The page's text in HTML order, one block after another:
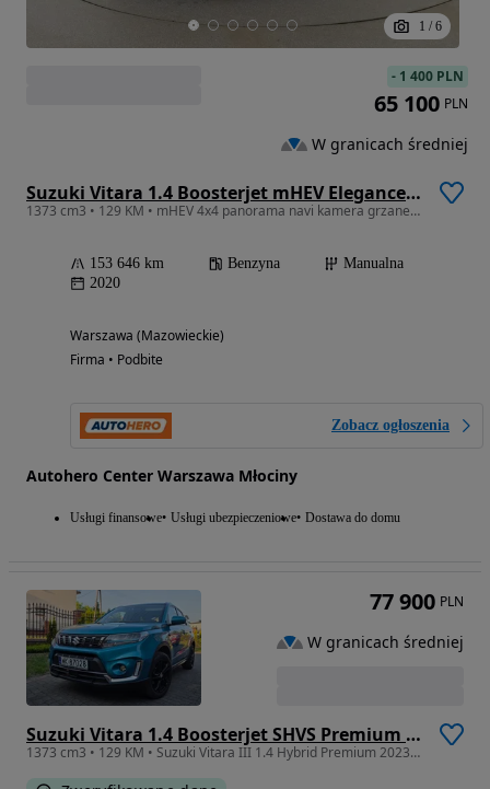
1 / 6
Suzuki Vitara 1.4 Boosterjet mHEV Elegance 4WD
1373 cm3 • 129 KM • mHEV 4x4 panorama navi kamera grzane fotele hak
153 646 km Benzyna
Manualna
2020
Warszawa (Mazowieckie)
Firma • Podbite
Zobacz ogłoszenia
Autohero Center Warszawa Młociny
Usługi finansowe Usługi ubezpieczeniowe Dostawa do domu
- 1 400 PLN
65 100 PLN
W granicach średniej
Suzuki Vitara 1.4 Boosterjet SHVS Premium 2WD
1373 cm3 • 129 KM • Suzuki Vitara III 1.4 Hybrid Premium 2023, 33 tys. km, Jak NOWA, PL
77 900 PLN
W granicach średniej